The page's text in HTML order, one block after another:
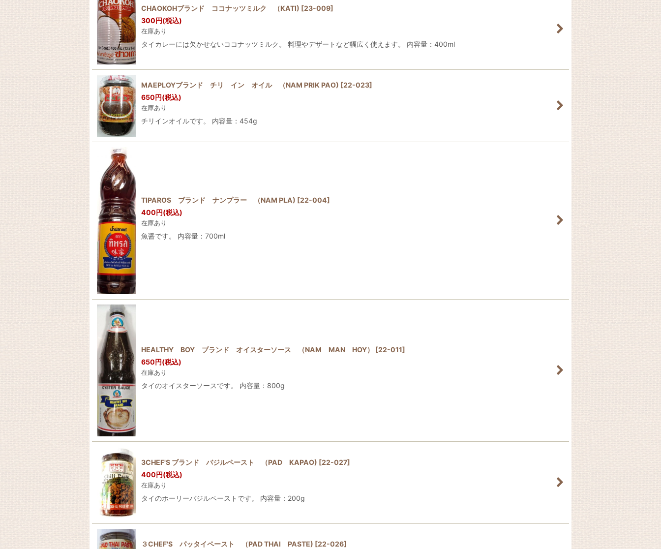
CHAOKOHブランド ココナッツミルク （KATI) [23-009]
300円(税込)
在庫あり
タイカレーには欠かせないココナッツミルク。 料理やデザートなど幅広く使えます。 内容量：400ml
MAEPLOYブランド チリ イン オイル （NAM PRIK PAO) [22-023]
650円(税込)
在庫あり
チリインオイルです。 内容量：454g
TIPAROS ブランド ナンプラー （NAM PLA) [22-004]
400円(税込)
在庫あり
魚醤です。 内容量：700ml
HEALTHY BOY ブランド オイスターソース （NAM MAN HOY） [22-011]
650円(税込)
在庫あり
タイのオイスターソースです。 内容量：800g
3CHEF'S ブランド バジルペースト （PAD KAPAO) [22-027]
400円(税込)
在庫あり
タイのホーリーバジルペーストです。 内容量：200g
３CHEF'S パッタイペースト （PAD THAI PASTE) [22-026]